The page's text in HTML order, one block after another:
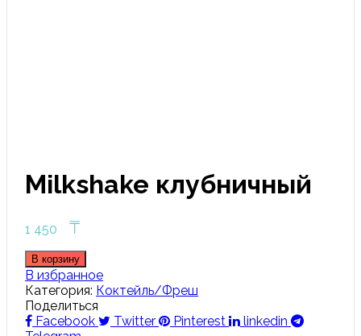
Milkshake клубничный
1 450 ₸
В корзину
В избранное
Категория: Коктейль/Фреш
Поделиться
Facebook
Twitter Pinterest
linkedin